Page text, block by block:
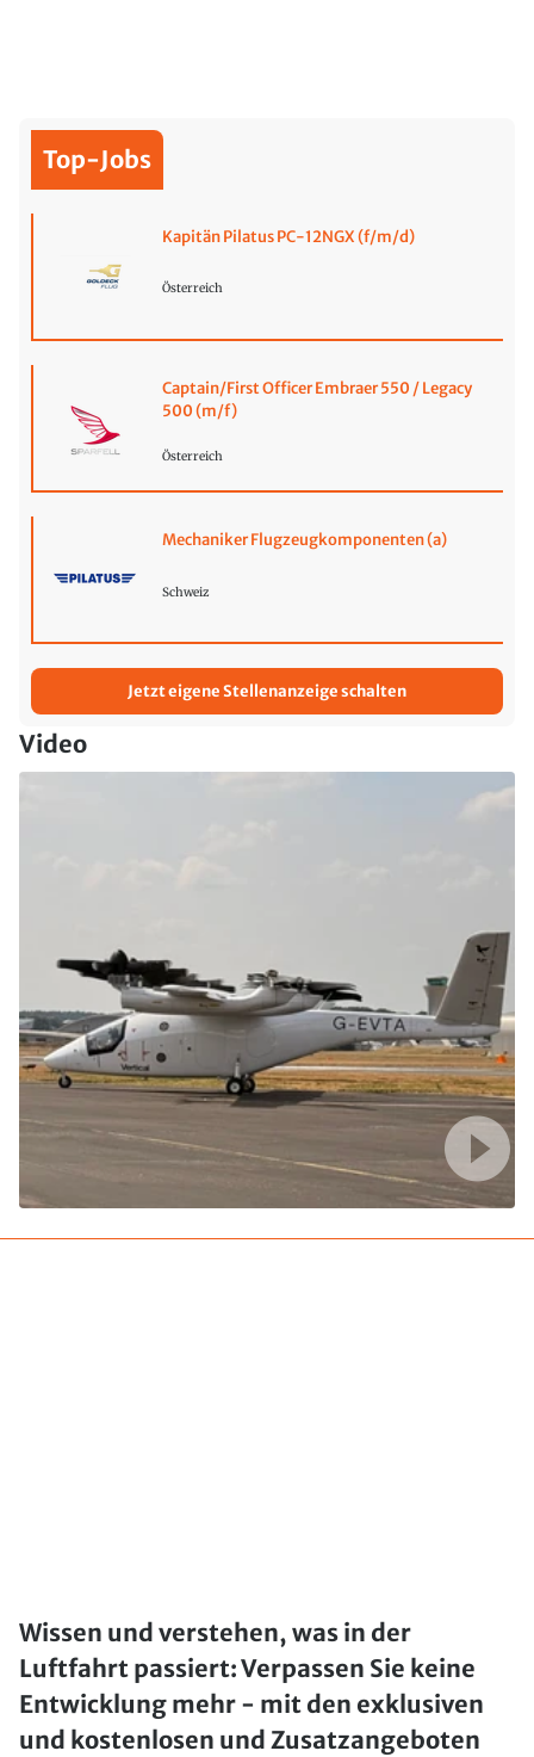
Top-Jobs
Kapitän Pilatus PC-12NGX (f/m/d)
Österreich
Captain/First Officer Embraer 550 / Legacy
500 (m/f)
Österreich
Mechaniker Flugzeugkomponenten (a)
Schweiz
Jetzt eigene Stellenanzeige schalten
Video
Wissen und verstehen, was in der
Luftfahrt passiert: Verpassen Sie keine
Entwicklung mehr - mit den exklusiven
und kostenlosen und Zusatzangeboten